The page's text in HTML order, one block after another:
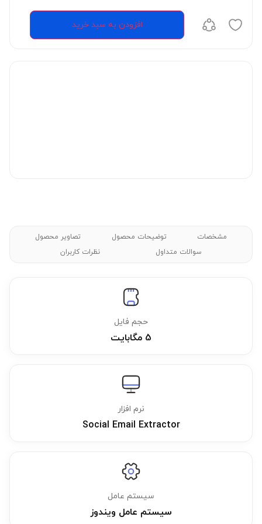
افزودن به سبد خرید
مشخصات توضیحات محصول
تصاویر محصول
سوالات متداول
نظرات کاربران
حجم فایل
نرم افزار
Social Email Extractor
سیستم عامل
سیستم عامل ویندوز